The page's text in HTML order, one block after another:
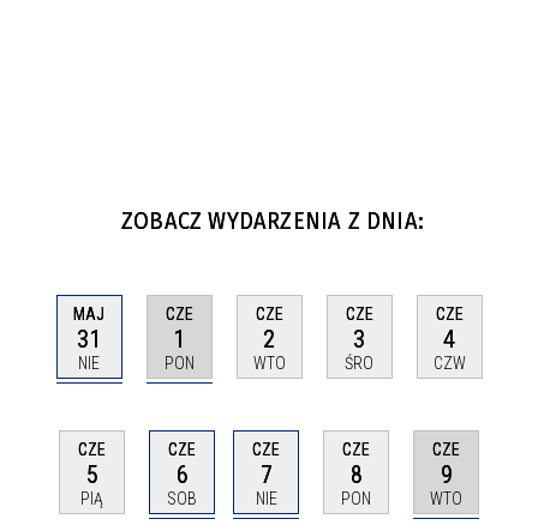
ZOBACZ WYDARZENIA Z DNIA:
MAJ
31
NIE
CZE
1
PON
CZE
2
WTO
CZE
3
ŚRO
CZE
4
CZW
CZE
5
PIĄ
CZE
6
SOB
CZE
7
NIE
CZE
8
PON
CZE
9
WTO